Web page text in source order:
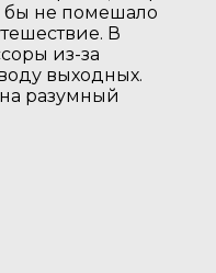
бы не помешало
В
из-за
выходных.
разумный